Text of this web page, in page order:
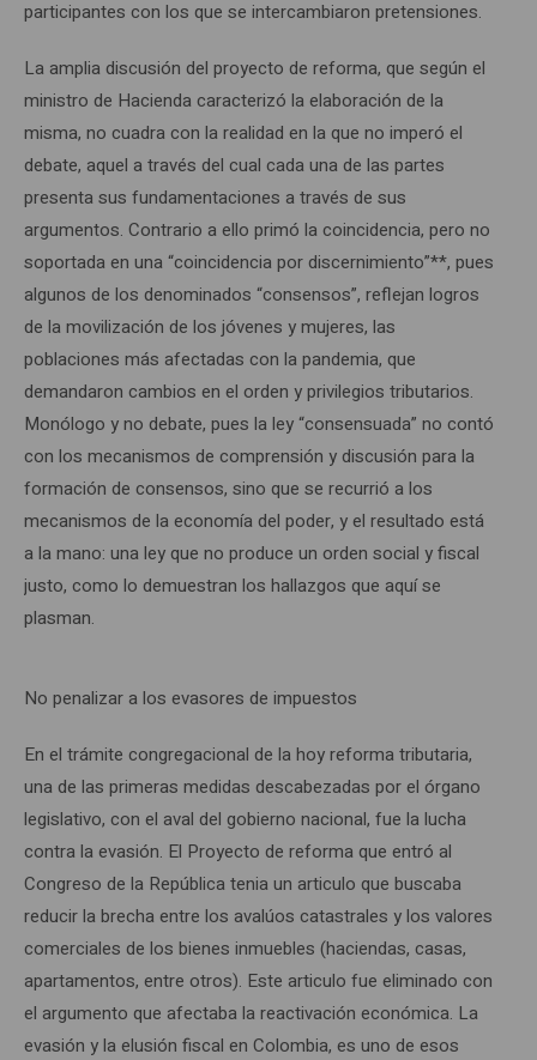
participantes con los que se intercambiaron pretensiones.
La amplia discusión del proyecto de reforma, que según el
ministro de Hacienda caracterizó la elaboración de la
misma, no cuadra con la realidad en la que no imperó el
debate, aquel a través del cual cada una de las partes
presenta sus fundamentaciones a través de sus
argumentos. Contrario a ello primó la coincidencia, pero no
soportada en una “coincidencia por discernimiento”**, pues
algunos de los denominados “consensos”, reflejan logros
de la movilización de los jóvenes y mujeres, las
poblaciones más afectadas con la pandemia, que
demandaron cambios en el orden y privilegios tributarios.
Monólogo y no debate, pues la ley “consensuada” no contó
con los mecanismos de comprensión y discusión para la
formación de consensos, sino que se recurrió a los
mecanismos de la economía del poder, y el resultado está
a la mano: una ley que no produce un orden social y fiscal
justo, como lo demuestran los hallazgos que aquí se
plasman.
No penalizar a los evasores de impuestos
En el trámite congregacional de la hoy reforma tributaria,
una de las primeras medidas descabezadas por el órgano
legislativo, con el aval del gobierno nacional, fue la lucha
contra la evasión. El Proyecto de reforma que entró al
Congreso de la República tenia un articulo que buscaba
reducir la brecha entre los avalúos catastrales y los valores
comerciales de los bienes inmuebles (haciendas, casas,
apartamentos, entre otros). Este articulo fue eliminado con
el argumento que afectaba la reactivación económica. La
evasión y la elusión fiscal en Colombia, es uno de esos